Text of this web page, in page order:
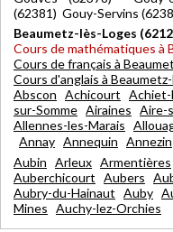
(62381) Gouy-Servins
Beaumetz-lès-Loges
Cours de mathématiques à
Cours de français à
Cours d'anglais à
Abscon Achicourt Achiet-
sur-Somme Airaines Aire-
Allennes-les-Marais
Annay Annequin Annezin
Aubin Arleux Armentières
Auberchicourt Aubers
Aubry-du-Hainaut Auby
Mines Auchy-lez-Orchies